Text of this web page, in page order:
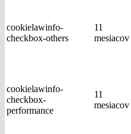
cookielawinfo-
checkbox-others
11
mesiacov
cookielawinfo-
checkbox-
performance
11
mesiacov